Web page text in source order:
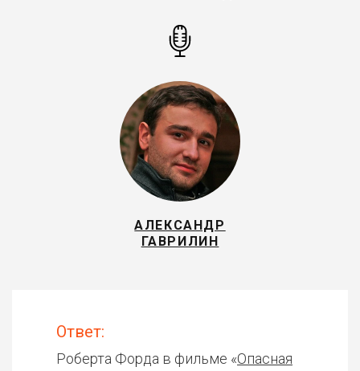
АЛЕКСАНДР
ГАВРИЛИН
Ответ:
Роберта Форда в фильме «Опасная